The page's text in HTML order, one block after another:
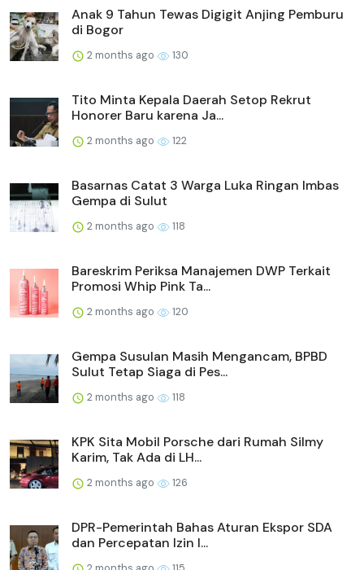
Anak 9 Tahun Tewas Digigit Anjing Pemburu
di Bogor
2 months ago 130
Tito Minta Kepala Daerah Setop Rekrut
Honorer Baru karena Ja...
2 months ago 122
Basarnas Catat 3 Warga Luka Ringan Imbas
Gempa di Sulut
2 months ago 118
Bareskrim Periksa Manajemen DWP Terkait
Promosi Whip Pink Ta...
2 months ago 120
Gempa Susulan Masih Mengancam, BPBD
Sulut Tetap Siaga di Pes...
2 months ago 118
KPK Sita Mobil Porsche dari Rumah Silmy
Karim, Tak Ada di LH...
2 months ago 126
DPR-Pemerintah Bahas Aturan Ekspor SDA
dan Percepatan Izin I...